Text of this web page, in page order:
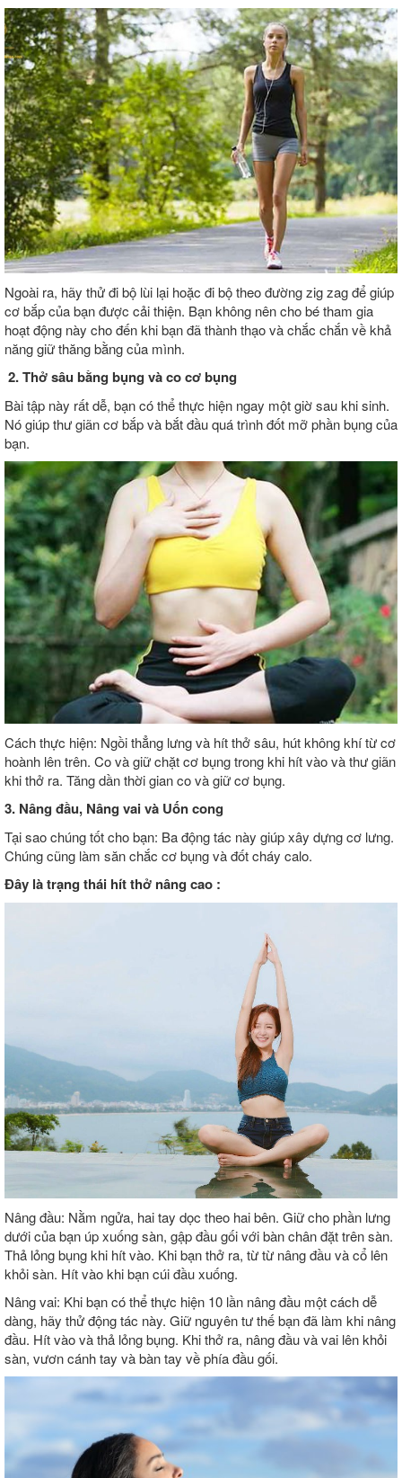
Ngoài ra, hãy thử đi bộ lùi lại hoặc đi bộ theo đường zig zag để giúp
cơ bắp của bạn được cải thiện. Bạn không nên cho bé tham gia
hoạt động này cho đến khi bạn đã thành thạo và chắc chắn về khả
năng giữ thăng bằng của mình.
2. Thở sâu bằng bụng và co cơ bụng
Bài tập này rất dễ, bạn có thể thực hiện ngay một giờ sau khi sinh.
Nó giúp thư giãn cơ bắp và bắt đầu quá trình đốt mỡ phần bụng của
bạn.
Cách thực hiện: Ngồi thẳng lưng và hít thở sâu, hút không khí từ cơ
hoành lên trên. Co và giữ chặt cơ bụng trong khi hít vào và thư giãn
khi thở ra. Tăng dần thời gian co và giữ cơ bụng.
3. Nâng đầu, Nâng vai và Uốn cong
Tại sao chúng tốt cho bạn: Ba động tác này giúp xây dựng cơ lưng.
Chúng cũng làm săn chắc cơ bụng và đốt cháy calo.
Đây là trạng thái hít thở nâng cao :
Nâng đầu: Nằm ngửa, hai tay dọc theo hai bên. Giữ cho phần lưng
dưới của bạn úp xuống sàn, gập đầu gối với bàn chân đặt trên sàn.
Thả lỏng bụng khi hít vào. Khi bạn thở ra, từ từ nâng đầu và cổ lên
khỏi sàn. Hít vào khi bạn cúi đầu xuống.
Nâng vai: Khi bạn có thể thực hiện 10 lần nâng đầu một cách dễ
dàng, hãy thử động tác này. Giữ nguyên tư thế bạn đã làm khi nâng
đầu. Hít vào và thả lỏng bụng. Khi thở ra, nâng đầu và vai lên khỏi
sàn, vươn cánh tay và bàn tay về phía đầu gối.